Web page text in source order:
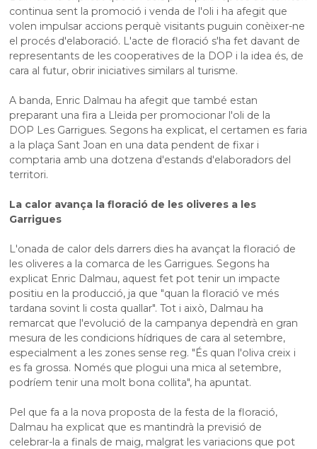
continua sent la promoció i venda de l'oli i ha afegit que
volen impulsar accions perquè visitants puguin conèixer-ne
el procés d'elaboració. L'acte de floració s'ha fet davant de
representants de les cooperatives de la DOP i la idea és, de
cara al futur, obrir iniciatives similars al turisme.
A banda, Enric Dalmau ha afegit que també estan
preparant una fira a Lleida per promocionar l'oli de la
DOP Les Garrigues. Segons ha explicat, el certamen es faria
a la plaça Sant Joan en una data pendent de fixar i
comptaria amb una dotzena d'estands d'elaboradors del
territori.
La calor avança la floració de les oliveres a les
Garrigues
L'onada de calor dels darrers dies ha avançat la floració de
les oliveres a la comarca de les Garrigues. Segons ha
explicat Enric Dalmau, aquest fet pot tenir un impacte
positiu en la producció, ja que "quan la floració ve més
tardana sovint li costa quallar". Tot i això, Dalmau ha
remarcat que l'evolució de la campanya dependrà en gran
mesura de les condicions hídriques de cara al setembre,
especialment a les zones sense reg. "És quan l'oliva creix i
es fa grossa. Només que plogui una mica al setembre,
podríem tenir una molt bona collita", ha apuntat.
Pel que fa a la nova proposta de la festa de la floració,
Dalmau ha explicat que es mantindrà la previsió de
celebrar-la a finals de maig, malgrat les variacions que pot